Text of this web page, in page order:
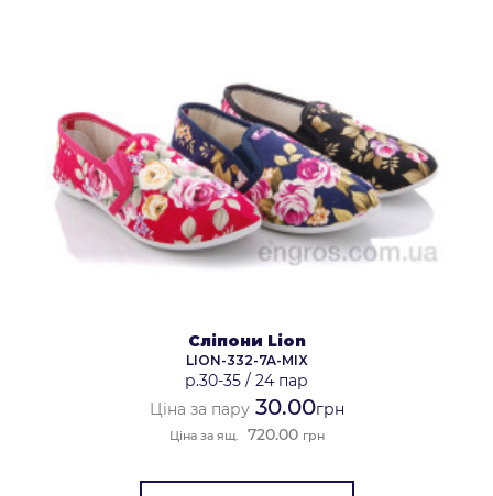
Сліпони Lion
LION-332-7A-MIX
р.30-35 / 24 пар
Ціна за пару30.00грн
Ціна за ящ. 720.00 грн